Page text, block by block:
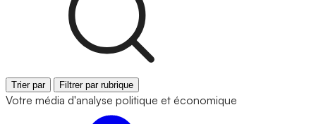
Trier par Filtrer par rubrique
Votre média d'analyse politique et économique